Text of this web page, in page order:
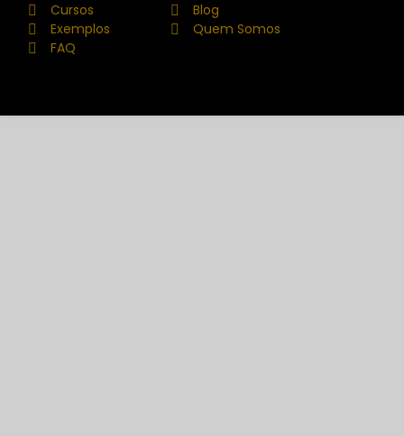
Cursos
Exemplos
FAQ
Blog
Quem Somos